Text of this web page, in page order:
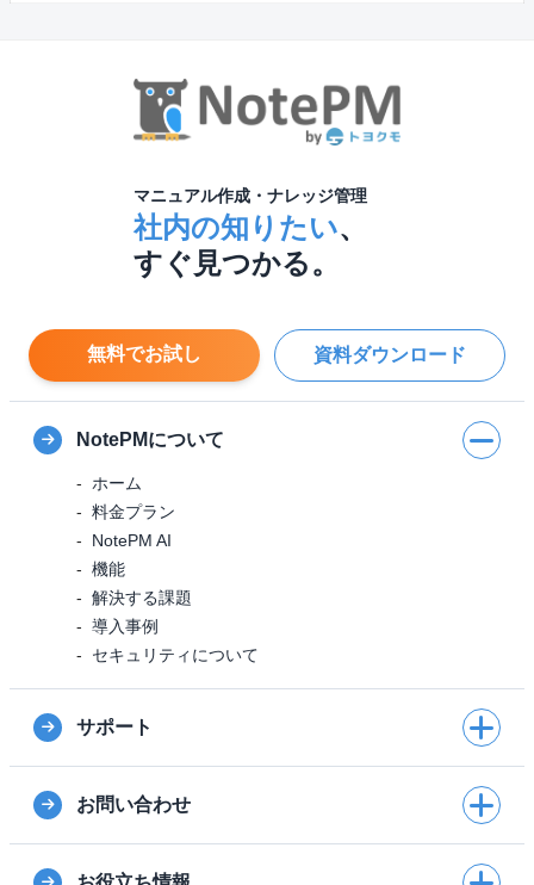
マニュアル作成・ナレッジ管理
社内の知りたい、
すぐ見つかる。
無料でお試し 資料ダウンロード
NotePMについて
ホーム
料金プラン
NotePM AI
機能
解決する課題
導入事例
セキュリティについて
サポート
お問い合わせ